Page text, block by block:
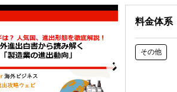
料金体系
その他